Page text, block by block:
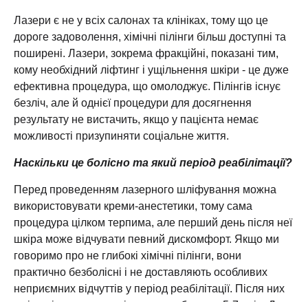
Лазери є не у всіх салонах та клініках, тому що це
дороге задоволення, хімічні пілінги більш доступні та
поширені. Лазери, зокрема фракційні, показані тим,
кому необхідний ліфтинг і ущільнення шкіри - це дуже
ефективна процедура, що омолоджує. Пілінгів існує
безліч, але й однієї процедури для досягнення
результату не вистачить, якщо у пацієнта немає
можливості призупиняти соціальне життя.
Наскільки це болісно та який період реабілітації?
Перед проведенням лазерного шліфування можна
використовувати креми-анестетики, тому сама
процедура цілком терпима, але перший день після неї
шкіра може відчувати певний дискомфорт. Якщо ми
говоримо про не глибокі хімічні пілінги, вони
практично безболісні і не доставляють особливих
неприємних відчуттів у період реабілітації. Після них